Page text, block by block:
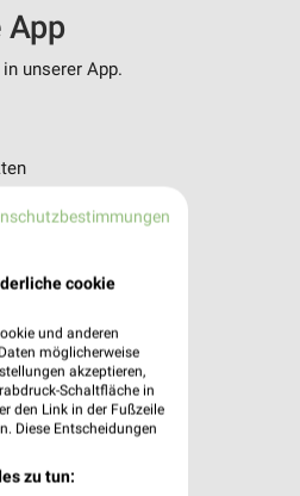
App
unserer App.
cookie
und anderen
möglicherweise
akzeptieren,
Schaltfläche in
den Link in der Fußzeile
Diese Entscheidungen
zu tun: